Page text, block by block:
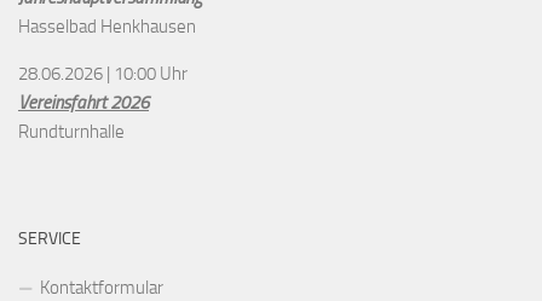
Hasselbad Henkhausen
28.06.2026 | 10:00 Uhr
Vereinsfahrt 2026
Rundturnhalle
SERVICE
Kontaktformular